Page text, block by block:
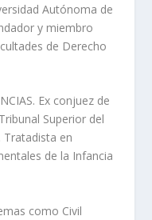
Autónoma de
y miembro
de Derecho
Ex conjuez de
Superior del
Tratadista en
de la Infancia
como Civil